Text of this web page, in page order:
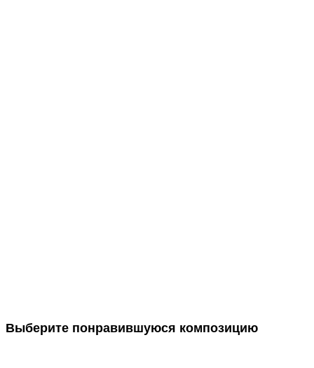
Выберите понравившуюся композицию